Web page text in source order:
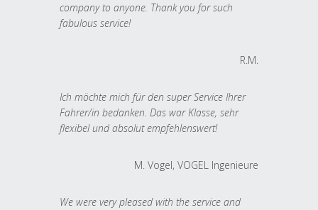
company to anyone. Thank you for such
fabulous service!
R.M.
Ich möchte mich für den super Service Ihrer
Fahrer/in bedanken. Das war Klasse, sehr
flexibel und absolut empfehlenswert!
M. Vogel, VOGEL Ingenieure
We were very pleased with the service and